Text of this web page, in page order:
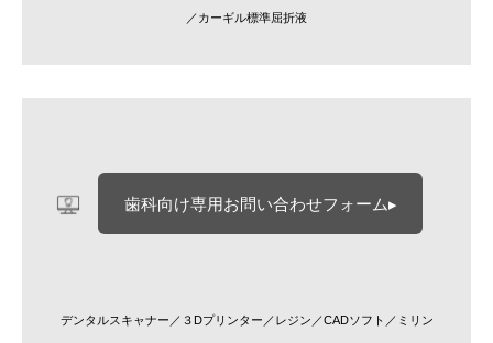
／カーギル標準屈折液
歯科向け専用お問い合わせフォーム▸
デンタルスキャナー／３Dプリンター／レジン／CADソフト／ミリン